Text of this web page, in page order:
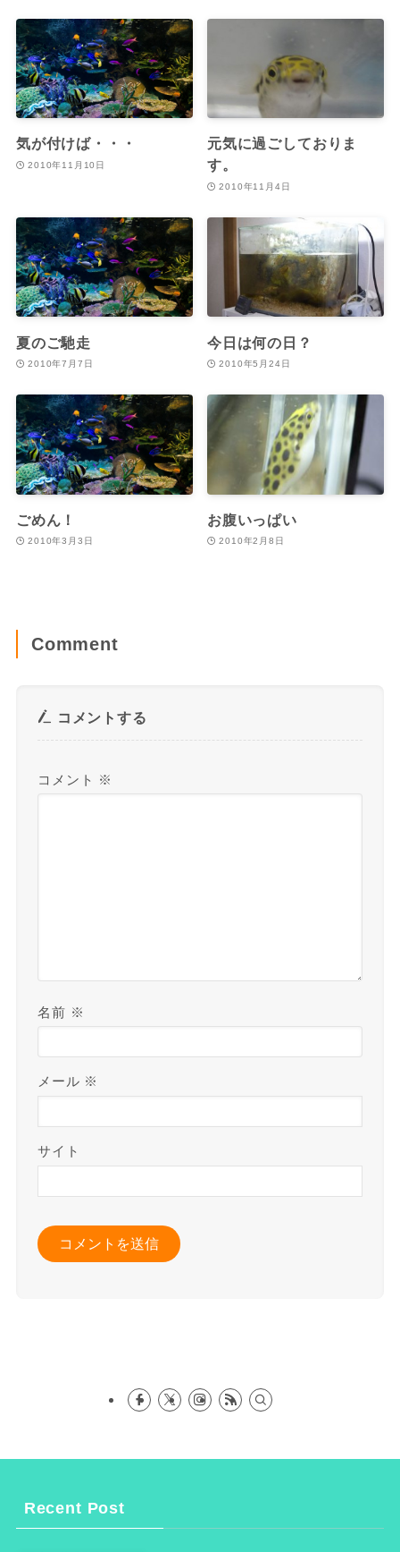
気が付けば・・・
2010年11月10日
元気に過ごしておりま
す。
2010年11月4日
夏のご馳走
2010年7月7日
今日は何の日？
2010年5月24日
ごめん！
2010年3月3日
お腹いっぱい
2010年2月8日
Comment
コメントする
コメント ※
名前 ※
メール ※
サイト
Recent Post